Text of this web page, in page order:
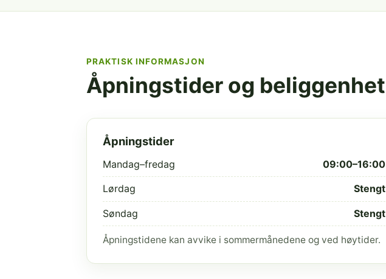
PRAKTISK INFORMASJON
Åpningstider og beliggenhet
Åpningstider
Mandag–fredag 09:00–16:00
Lørdag Stengt
Søndag Stengt
Åpningstidene kan avvike i sommermånedene og ved høytider.